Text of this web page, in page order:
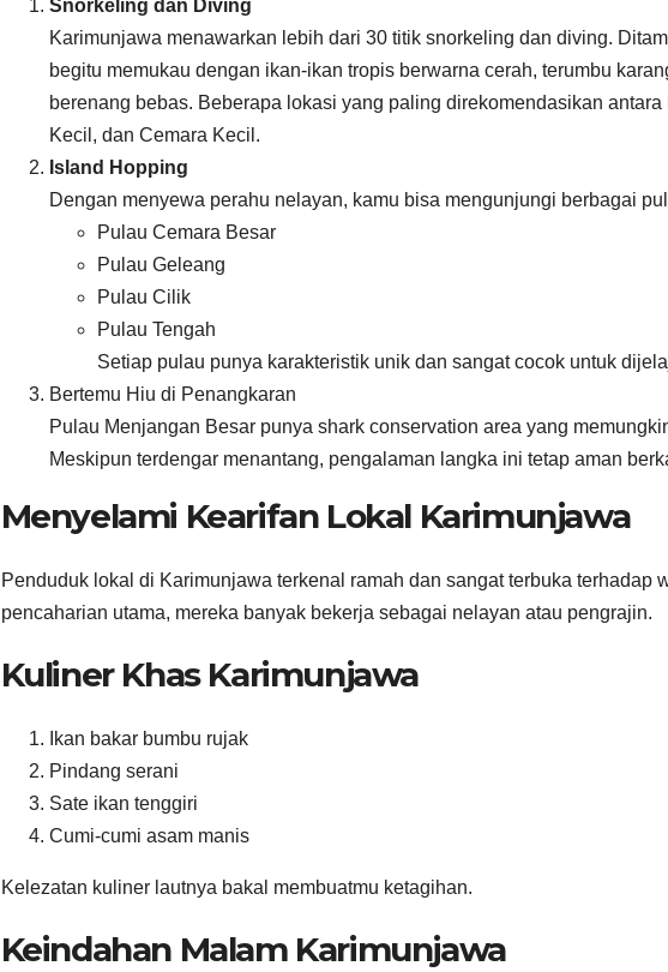
Snorkeling dan Diving
Karimunjawa menawarkan lebih dari 30 titik snorkeling dan diving.
begitu memukau dengan ikan-ikan tropis berwarna cerah, terumbu
berenang bebas. Beberapa lokasi yang paling direkomendasikan
Kecil, dan Cemara Kecil.
Island Hopping
Dengan menyewa perahu nelayan, kamu bisa mengunjungi berbagai
Pulau Cemara Besar
Pulau Geleang
Pulau Cilik
Pulau Tengah
Setiap pulau punya karakteristik unik dan sangat cocok untuk
Bertemu Hiu di Penangkaran
Pulau Menjangan Besar punya shark conservation area yang
Meskipun terdengar menantang, pengalaman langka ini tetap aman
Menyelami Kearifan Lokal Karimunjawa
Penduduk lokal di Karimunjawa terkenal ramah dan sangat terbuka terhadap
pencaharian utama, mereka banyak bekerja sebagai nelayan atau pengrajin.
Kuliner Khas Karimunjawa
Ikan bakar bumbu rujak
Pindang serani
Sate ikan tenggiri
Cumi-cumi asam manis
Kelezatan kuliner lautnya bakal membuatmu ketagihan.
Keindahan Malam Karimunjawa